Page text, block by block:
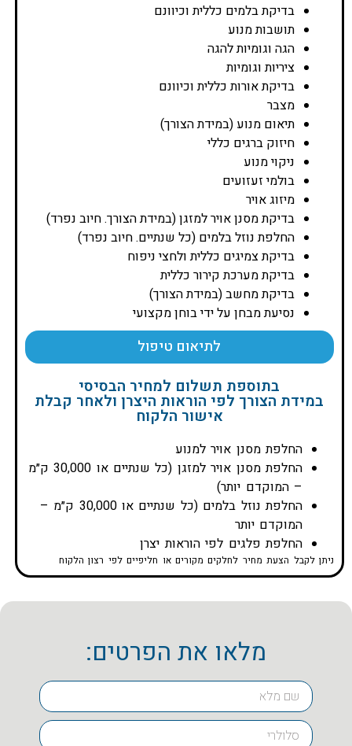
בדיקת בלמים כללית וכיוונם
תושבות מנוע
הגה וגומיות להגה
ציריות וגומיות
בדיקת אורות כללית וכיוונם
מצבר
תיאום מנוע (במידת הצורך)
חיזוק ברגים כללי
ניקוי מנוע
בולמי זעזועים
מיזוג אויר
בדיקת מסנן אויר למזגן (במידת הצורך. חיוב נפרד)
החלפת נוזל בלמים (כל שנתיים. חיוב נפרד)
בדיקת צמיגים כללית ולחצי ניפוח
בדיקת מערכת קירור כללית
בדיקת מחשב (במידת הצורך)
נסיעת מבחן על ידי בוחן מקצועי
לתיאום טיפול
בתוספת תשלום למחיר הבסיסי
במידת הצורך לפי הוראות היצרן ולאחר קבלת
אישור הלקוח
החלפת מסנן אויר למנוע
החלפת מסנן אויר למזגן (כל שנתיים או 30,000 ק״מ
– המוקדם יותר)
החלפת נוזל בלמים (כל שנתיים או 30,000 ק״מ –
המוקדם יותר
החלפת פלגים לפי הוראות יצרן
ניתן לקבל הצעת מחיר לחלקים מקורים או חליפיים לפי רצון הלקוח
מלאו את הפרטים: